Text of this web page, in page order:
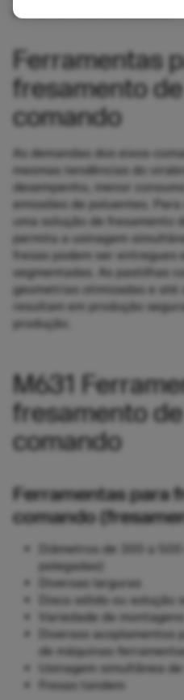
conforme mostrado abaixo.
Ferramentas
fresamento
comando
As demandas dos eixos-
mesmas tendências do
desempenho, menor
emissões de poluentes.
uma solução de fresamento
permita a usinagem
fresas podem ser entregues
segmentadas. As pastilhas
geometrias otimizadas e
resultam em produção
produção.
M631
fresamento
comando
Ferramentas para
comando
Diâmetros de 300 a
polegadas)
Diversas larguras
Disco sólido ou solução
Variedade de
Diversos
de máquinas-
Usinagem simultânea
Fresas tandem